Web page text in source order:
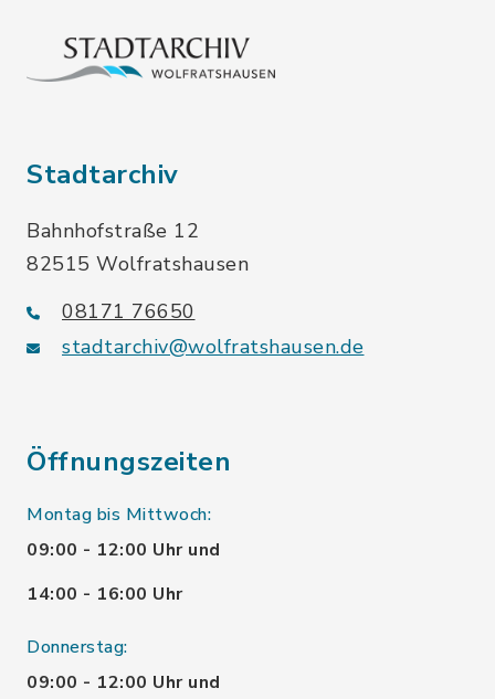
Stadtarchiv
Bahnhofstraße 12
82515 Wolfratshausen
08171 76650
stadtarchiv@wolfratshausen.de
Öffnungszeiten
Montag bis Mittwoch:
09:00 - 12:00 Uhr und
14:00 - 16:00 Uhr
Donnerstag:
09:00 - 12:00 Uhr und